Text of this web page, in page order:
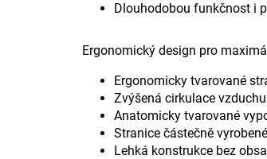
Dlouhodobou funkčnost i
Ergonomický design pro
Ergonomicky tvarované
Zvýšená cirkulace
Anatomicky tvarované
Stranice částečně
Lehká konstrukce bez